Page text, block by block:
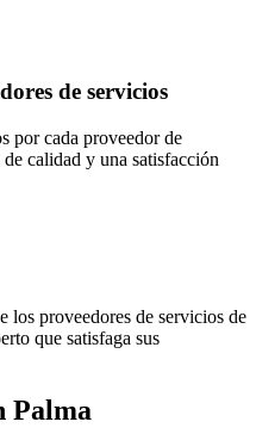
de servicios
por cada proveedor de
calidad y una satisfacción
los proveedores de servicios de
que satisfaga sus
Palma